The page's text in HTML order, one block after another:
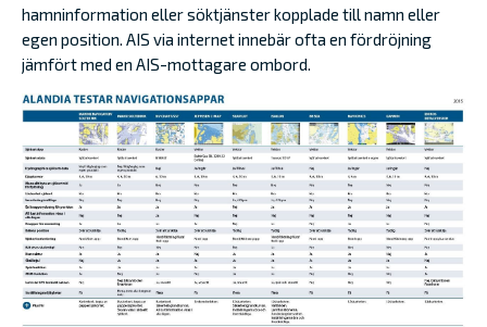
hamninformation eller söktjänster kopplade till namn eller
egen position. AIS via internet innebär ofta en fördröjning
jämfört med en AIS-mottagare ombord.